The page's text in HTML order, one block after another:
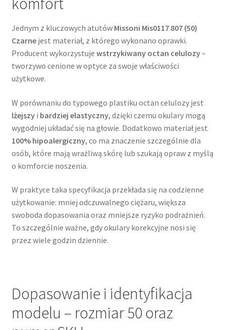
Jednym z kluczowych atutów Missoni Mis0117 807 (50)
Czarnejest materiał, z którego wykonano oprawki.
Producent wykorzystuje wstrzykiwany octan celulozy–
tworzywo cenione w optyce za swoje właściwości
użytkowe.
W porównaniu do typowego plastiku octan celulozy jest
lżejszyi bardziej elastyczny, dzięki czemu okulary mogą
wygodniej układać się na głowie. Dodatkowo materiał jest
100% hipoalergiczny, co ma znaczenie szczególnie dla
osób, które mają wrażliwą skórę lub szukają opraw z myślą
o komforcie noszenia.
W praktyce taka specyfikacja przekłada się na codzienne
użytkowanie: mniej odczuwalnego ciężaru, większa
swoboda dopasowania oraz mniejsze ryzyko podrażnień.
To szczególnie ważne, gdy okulary korekcyjne nosi się
przez wiele godzin dziennie.
Dopasowanie i identyfikacja
modelu – rozmiar 50 oraz